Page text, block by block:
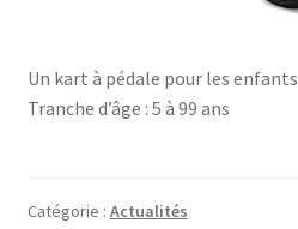
Un kart à pédale pour les enfants
Tranche d’âge : 5 à 99 ans
Catégorie : Actualités